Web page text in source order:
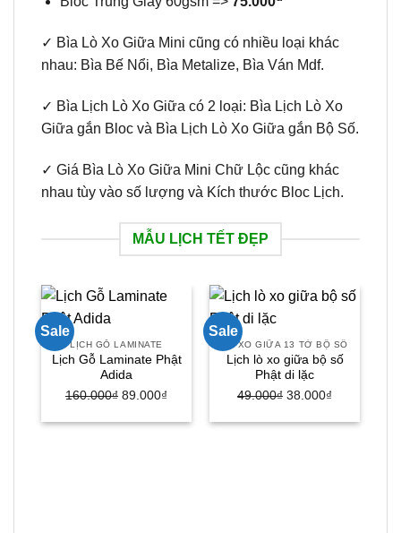
✓ Bìa Lò Xo Giữa Mini cũng có nhiều loại khác
nhau: Bìa Bế Nổi, Bìa Metalize, Bìa Ván Mdf.
✓ Bìa Lịch Lò Xo Giữa có 2 loại: Bìa Lịch Lò Xo
Giữa gắn Bloc và Bìa Lịch Lò Xo Giữa gắn Bộ Số.
✓ Giá Bìa Lò Xo Giữa Mini Chữ Lộc cũng khác
nhau tùy vào số lượng và Kích thước Bloc Lịch.
MẪU LỊCH TẾT ĐẸP
Sale
LỊCH GỖ LAMINATE
Lịch Gỗ Laminate Phật
Adida
160.000₫ Giá
89.000₫
Sale
LÒ XO GIỮA 13 TỜ BỘ SỐ
Lịch lò xo giữa bộ số
Phật di lặc
49.000₫ Giá
38.000₫